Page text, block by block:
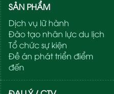
SẢN PHẨM
Dịch vụ lữ hành
Đào tạo nhân lực du lịch
Tổ chức sự kiện
Đề án phát triển điểm
đến